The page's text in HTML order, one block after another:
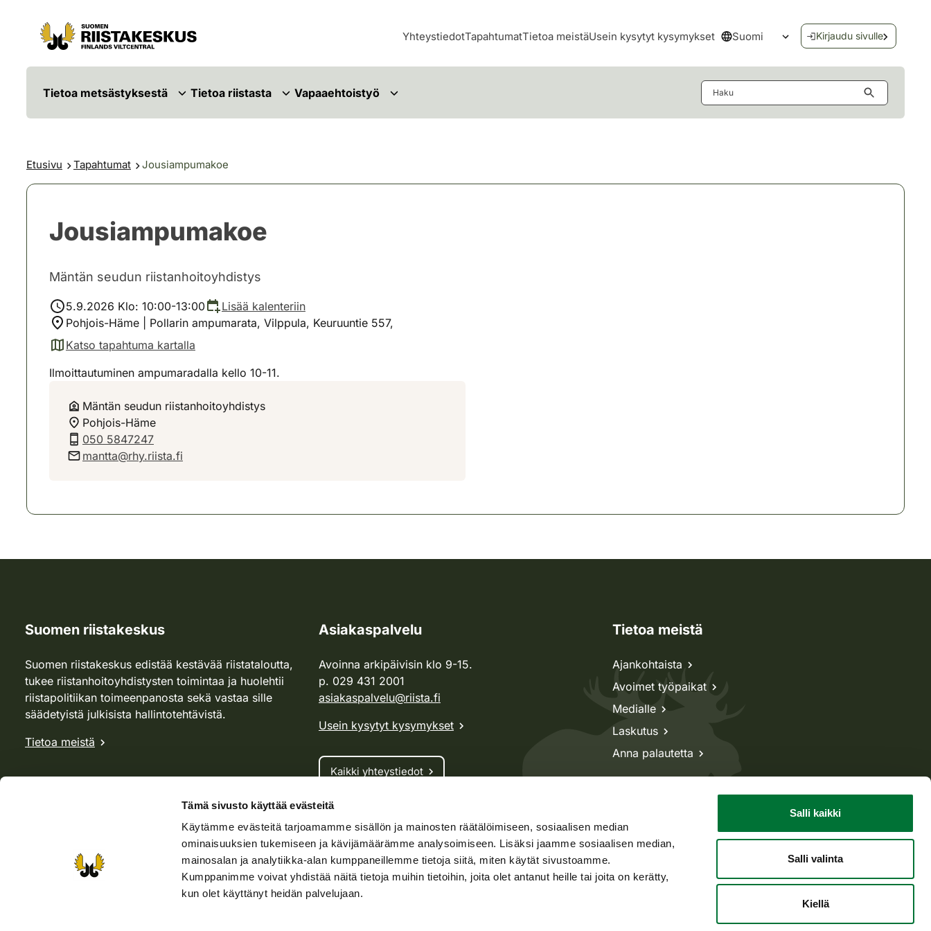
Tämä sivusto käyttää evästeitä
Käytämme evästeitä tarjoamamme sisällön ja mainosten räätälöimiseen, sosiaalisen median
ominaisuuksien tukemiseen ja kävijämäärämme analysoimiseen. Lisäksi jaamme sosiaalisen median,
mainosalan ja analytiikka-alan kumppaneillemme tietoja siitä, miten käytät sivustoamme.
Kumppanimme voivat yhdistää näitä tietoja muihin tietoihin, joita olet antanut heille tai joita on kerätty,
kun olet käyttänyt heidän palvelujaan.
Salli kaikki
Salli valinta
Kiellä
Siirry sisältöön
Siirry sivustokarttaan
YhteystiedotTapahtumatTietoa meistäUsein kysytyt kysymykset Suomi
Avaa kielivalikko
Kirjaudu sivulle
Tietoa metsästyksestä Tietoa riistasta Vapaaehtoistyö
Etusivu Tapahtumat Jousiampumakoe
Jousiampumakoe
Mäntän seudun riistanhoitoyhdistys
5.9.2026 Klo: 10:00-13:00
Lisää kalenteriin
Pohjois-Häme | Pollarin ampumarata, Vilppula, Keuruuntie 557,
Katso tapahtuma kartalla
(avautuu uuteen välilehteen)
Ilmoittautuminen ampumaradalla kello 10-11.
Mäntän seudun riistanhoitoyhdistys
Pohjois-Häme
050 5847247
mantta@rhy.riista.fi
Suomen riistakeskus
Suomen riistakeskus edistää kestävää riistataloutta,
tukee riistanhoitoyhdistysten toimintaa ja huolehtii
riistapolitiikan toimeenpanosta sekä vastaa sille
säädetyistä julkisista hallintotehtävistä.
Tietoa meistä
Asiakaspalvelu
Avoinna arkipäivisin klo 9-15.
p. 029 431 2001
asiakaspalvelu@riista.fi
Usein kysytyt kysymykset
Kaikki yhteystiedot
Metsästyskortti-asiat
Oma riista -asiat
Lupa-asiat
Tietoa meistä
Ajankohtaista
Avoimet työpaikat
Medialle
Laskutus
Anna palautetta